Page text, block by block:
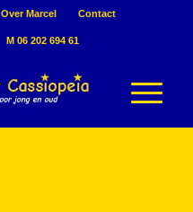
Over Marcel Contact
M 06 202 694 61